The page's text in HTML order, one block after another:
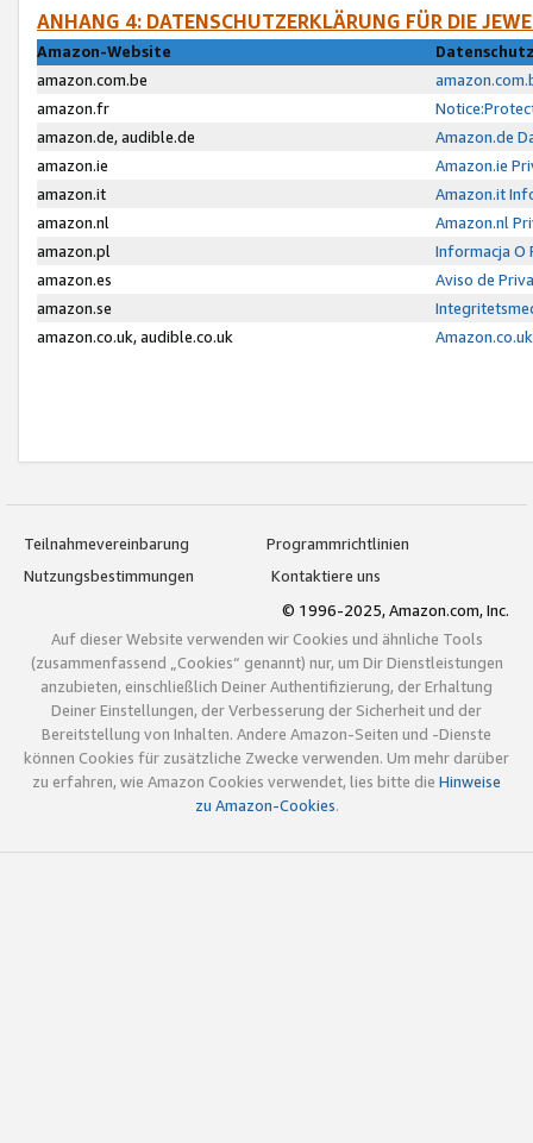
ANHANG 4: DATENSCHUTZERKLÄRUNG FÜR DIE
Amazon-Website
amazon.com.be
amazon.fr
amazon.de, audible.de
Amazon.de
amazon.ie
Amazon.ie
amazon.it
Amazon.it
amazon.nl
Amazon.nl
amazon.pl
Informacja O
amazon.es
Aviso de
amazon.se
amazon.co.uk, audible.co.uk
Teilnahmevereinbarung
Programmrichtlinien
Nutzungsbestimmungen
Kontaktiere uns
© 1996-2025, Amazon.com, Inc.
Auf dieser Website verwenden wir Cookies und ähnliche Tools
(zusammenfassend „Cookies“ genannt) nur, um Dir Dienstleistungen
anzubieten, einschließlich Deiner Authentifizierung, der Erhaltung
Deiner Einstellungen, der Verbesserung der Sicherheit und der
Bereitstellung von Inhalten. Andere Amazon-Seiten und -Dienste
können Cookies für zusätzliche Zwecke verwenden. Um mehr darüber
zu erfahren, wie Amazon Cookies verwendet, lies bitte die Hinweise
zu Amazon-Cookies.